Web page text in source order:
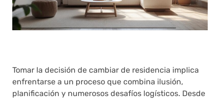
Tomar la decisión de cambiar de residencia implica
enfrentarse a un proceso que combina ilusión,
planificación y numerosos desafíos logísticos. Desde